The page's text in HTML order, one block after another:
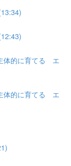
体的に育てる エ
体的に育てる エ